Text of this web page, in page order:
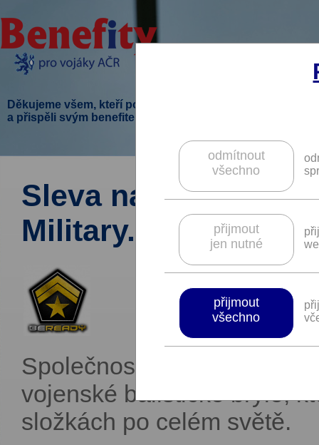
Děkujeme všem, kteří podpořili tento projekt
a přispěli svým benefitem.
odmítnout
všechno
přijmout
jen nutné
přijmout
všechno
Sleva na balistické
Military.
Společnost Revision
vojenské balistické brýle,
složkách po celém světě.